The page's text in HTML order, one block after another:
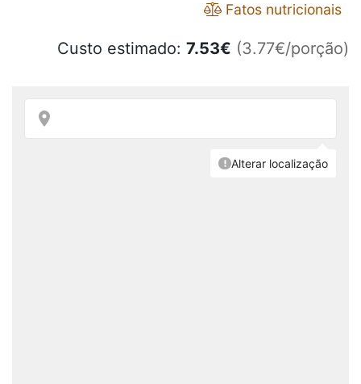
Fatos nutricionais
Custo estimado: 7.53€ (3.77€/porção)